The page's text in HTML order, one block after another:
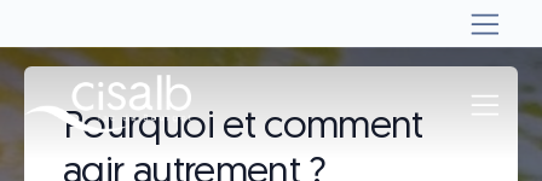
Pourquoi et comment
agir autrement ?